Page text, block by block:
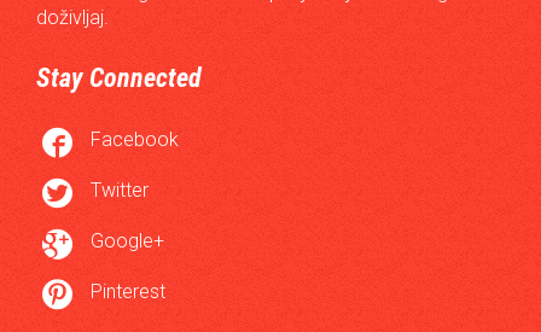
doživljaj.
Stay Connected
 Facebook
 Twitter
 Google+
 Pinterest